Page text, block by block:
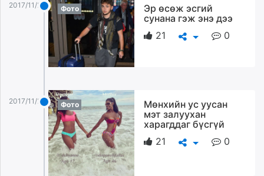
2017/11/29 Фото
Эр өсөж эсгий
сунана гэж энэ дээ
21
0
2017/11/29 Фото
Мөнхийн ус уусан
мэт залуухан
харагддаг бүсгүй
21
0